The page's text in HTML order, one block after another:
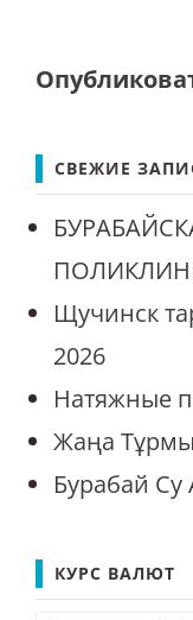
СВЕЖИЕ
Щучинск
2026
Натяжные
Жаңа
Бурабай
КУРС ВАЛЮТ